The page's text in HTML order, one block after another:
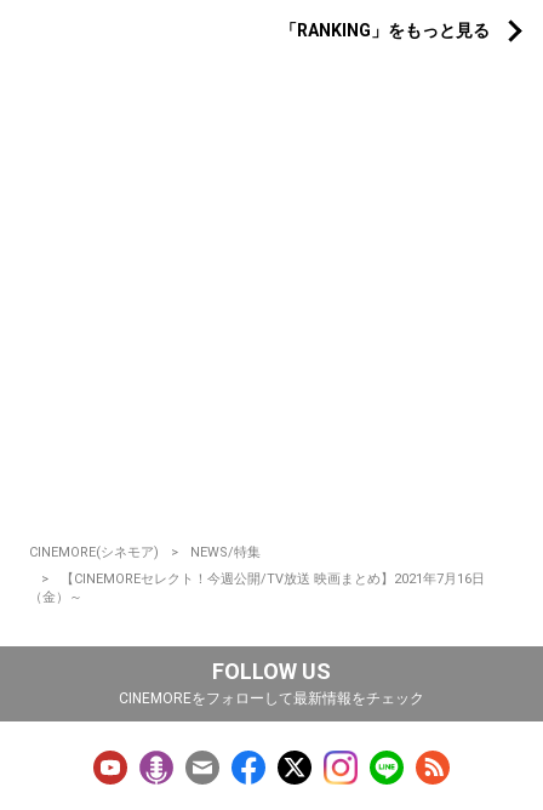
「RANKING」をもっと見る
CINEMORE(シネモア)
NEWS/特集
【CINEMOREセレクト！今週公開/TV放送 映画まとめ】2021年7月16日
（金）～
FOLLOW US
CINEMOREをフォローして最新情報をチェック